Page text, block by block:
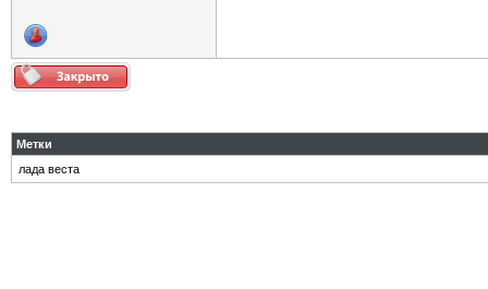
Метки
лада веста